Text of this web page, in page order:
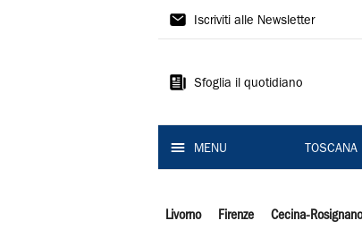
Il
Iscriviti alle Newsletter
Sfoglia il quotidiano
MENU TOSCANA
Livorno Firenze Cecina-Rosignano